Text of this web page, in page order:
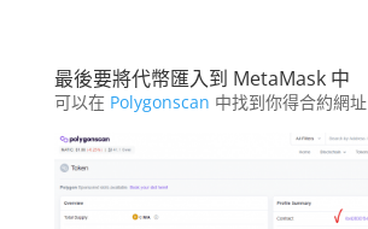
最後要將代幣匯入到 MetaMask 中
可以在 Polygonscan 中找到你得合約網址